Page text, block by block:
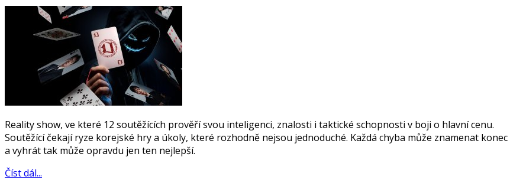
Reality show, ve které 12 soutěžících prověří svou inteligenci, znalosti i taktické schopnosti v boji o hlavní cenu.
Soutěžící čekají ryze korejské hry a úkoly, které rozhodně nejsou jednoduché. Každá chyba může znamenat konec
a vyhrát tak může opravdu jen ten nejlepší.
Číst dál...